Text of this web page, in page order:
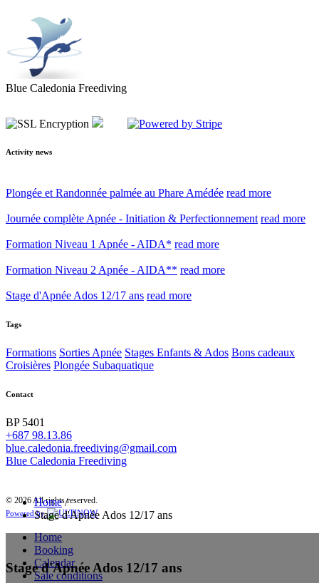
Home/
Stage d'Apnée Ados 12/17 ans
Stage d'Apnée Ados 12/17 ans
Blue Caledonia Freediving
Activity news
Plongée et Randonnée palmée au Phare Amédée read more
Journée complète Apnée - Initiation & Perfectionnement read more
Formation Niveau 1 Apnée - AIDA* read more
Formation Niveau 2 Apnée - AIDA** read more
Stage d'Apnée Ados 12/17 ans read more
Tags
Formations Sorties Apnée Stages Enfants & Ados Bons cadeaux
Croisières Plongée Subaquatique
Contact
BP 5401
+687 98.13.86
blue.caledonia.freediving@gmail.com
Blue Caledonia Freediving
© 2026 All rights reserved.
Powered by
Home
Booking
Calendar
Sale conditions